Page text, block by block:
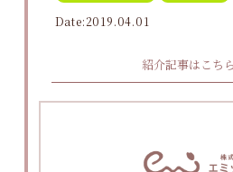
Date:2019.04.01
紹介記事はこち